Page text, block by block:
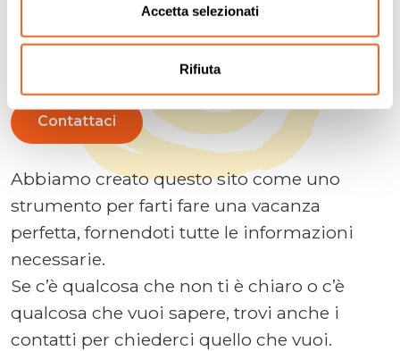
Accetta selezionati
Rifiuta
Pianifica la tua
vacanza
Contattaci
Abbiamo creato questo sito come uno
strumento per farti fare una vacanza
perfetta, fornendoti tutte le informazioni
necessarie.
Se c’è qualcosa che non ti è chiaro o c’è
qualcosa che vuoi sapere, trovi anche i
contatti per chiederci quello che vuoi.